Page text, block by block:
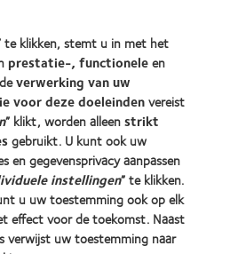
te klikken, stemt u in met het
prestatie-, functioneleen
verwerking van uw
voor deze doeleindenvereist
” klikt, worden alleenstrikt
gebruikt. U kunt ook uw
en gegevensprivacy aanpassen
instellingen” te klikken.
u uw toestemming ook op elk
effect voor de toekomst. Naast
verwijst uw toestemming naar